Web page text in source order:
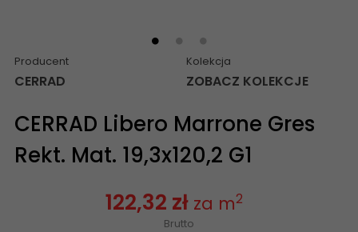
Producent
CERRAD
Kolekcja
ZOBACZ KOLEKCJE
CERRAD Libero Marrone Gres
Rekt. Mat. 19,3x120,2 G1
122,32 zł za m2
Brutto